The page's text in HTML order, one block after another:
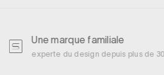
Une marque familiale
experte du design depuis plus de